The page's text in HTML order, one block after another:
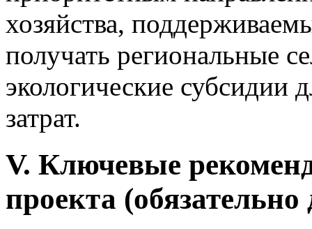
хозяйства,
получать региональные
экологические субсидии
затрат.
V. Ключевые
проекта